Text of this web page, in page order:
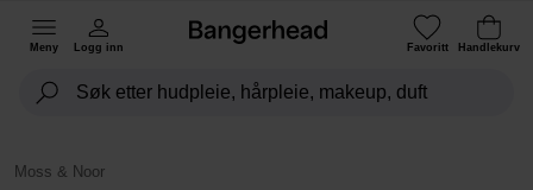
Meny Logg inn Favoritt Handlekurv
Moss & Noor